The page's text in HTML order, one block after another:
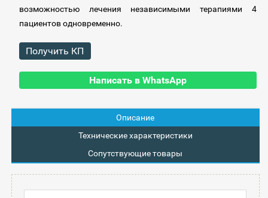
возможностью лечения независимыми терапиями 4
пациентов одновременно.
Получить КП
Написать в WhatsApp
Описание
Технические характеристики
Сопутствующие товары